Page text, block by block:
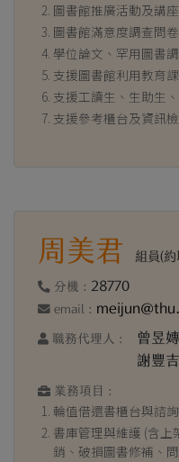
圖書館推廣活動及講
圖書館滿意度調查問
學位論文、罕用圖書
支援圖書館利用教育
支援工讀生、生助生
支援參考櫃台及資訊
周美君 組員(約
分機 : 28770
email :
職務代理人 :
曾昱
謝豐
業務項目 :
輪值借還書櫃台與諮
書庫管理與維護 (含
銷、破損圖書修補、